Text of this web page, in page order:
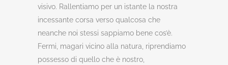
visivo. Rallentiamo per un istante la nostra
incessante corsa verso qualcosa che
neanche noi stessi sappiamo bene cos’è.
Fermi, magari vicino alla natura, riprendiamo
possesso di quello che è nostro,